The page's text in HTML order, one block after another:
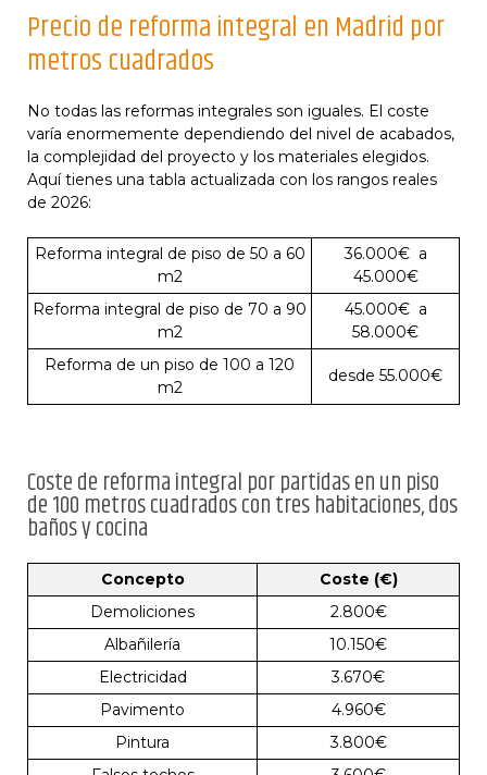
Precio de reforma integral en Madrid por
metros cuadrados
No todas las reformas integrales son iguales. El coste
varía enormemente dependiendo del nivel de acabados,
la complejidad del proyecto y los materiales elegidos.
Aquí tienes una tabla actualizada con los rangos reales
de 2026:
Reforma integral de piso de 50 a 60
m2
36.000€ a
45.000€
Reforma integral de piso de 70 a 90
m2
45.000€ a
58.000€
Reforma de un piso de 100 a 120
m2
desde 55.000€
Coste de reforma integral por partidas en un piso
de 100 metros cuadrados con tres habitaciones, dos
baños y cocina
Concepto
Coste (€)
Demoliciones
2.800€
Albañilería
10.150€
Electricidad
3.670€
Pavimento
4.960€
Pintura
3.800€